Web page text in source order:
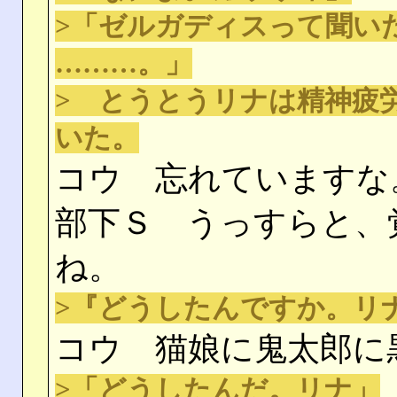
>「ゼルガディスって聞い
………。」
> とうとうリナは精神疲
いた。
コウ 忘れていますな
部下Ｓ うっすらと、
ね。
>『どうしたんですか。リ
コウ 猫娘に鬼太郎に
>「どうしたんだ。リナ」